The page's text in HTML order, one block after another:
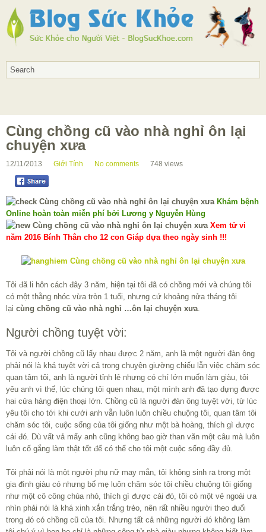
Cùng chồng cũ vào nhà nghỉ ôn lại
chuyện xưa
12/11/2013 Giới Tính No comments 748 views
Khám bệnh
Xem tử vi
năm 2016 Bính Thân cho 12 con Giáp dựa theo ngày sinh !!!
có một thằng nhóc vừa tròn 1 tuổi, nhưng cứ khoảng nửa tháng tôi
lạicùng chồng cũ vào nhà nghỉ …ôn lại chuyện xưa .
Người chồng tuyệt vời:
Tôi và người chồng cũ lấy nhau được 2 năm, anh là một người đàn ông
phải nói là khá tuyệt vời cả trong chuyện giường chiếu lẫn việc chăm sóc
quan tâm tôi, anh là người tỉnh lẻ nhưng có chí lớn muốn làm giàu, tôi
yêu anh vì thế, lúc chúng tôi quen nhau, một mình anh đã tạo dựng được
yêu tôi cho tới khi cưới anh vẫn luôn luôn chiều chuộng tôi, quan tâm tôi
chăm sóc tôi, cuộc sống của tôi giống như một bà hoàng, thích gì được
cái đó. Dù vất vả mấy anh cũng không bao giờ than vãn một câu mà luôn
luôn cố gắng làm thật tốt để có thể cho tôi một cuộc sống đầy đủ.